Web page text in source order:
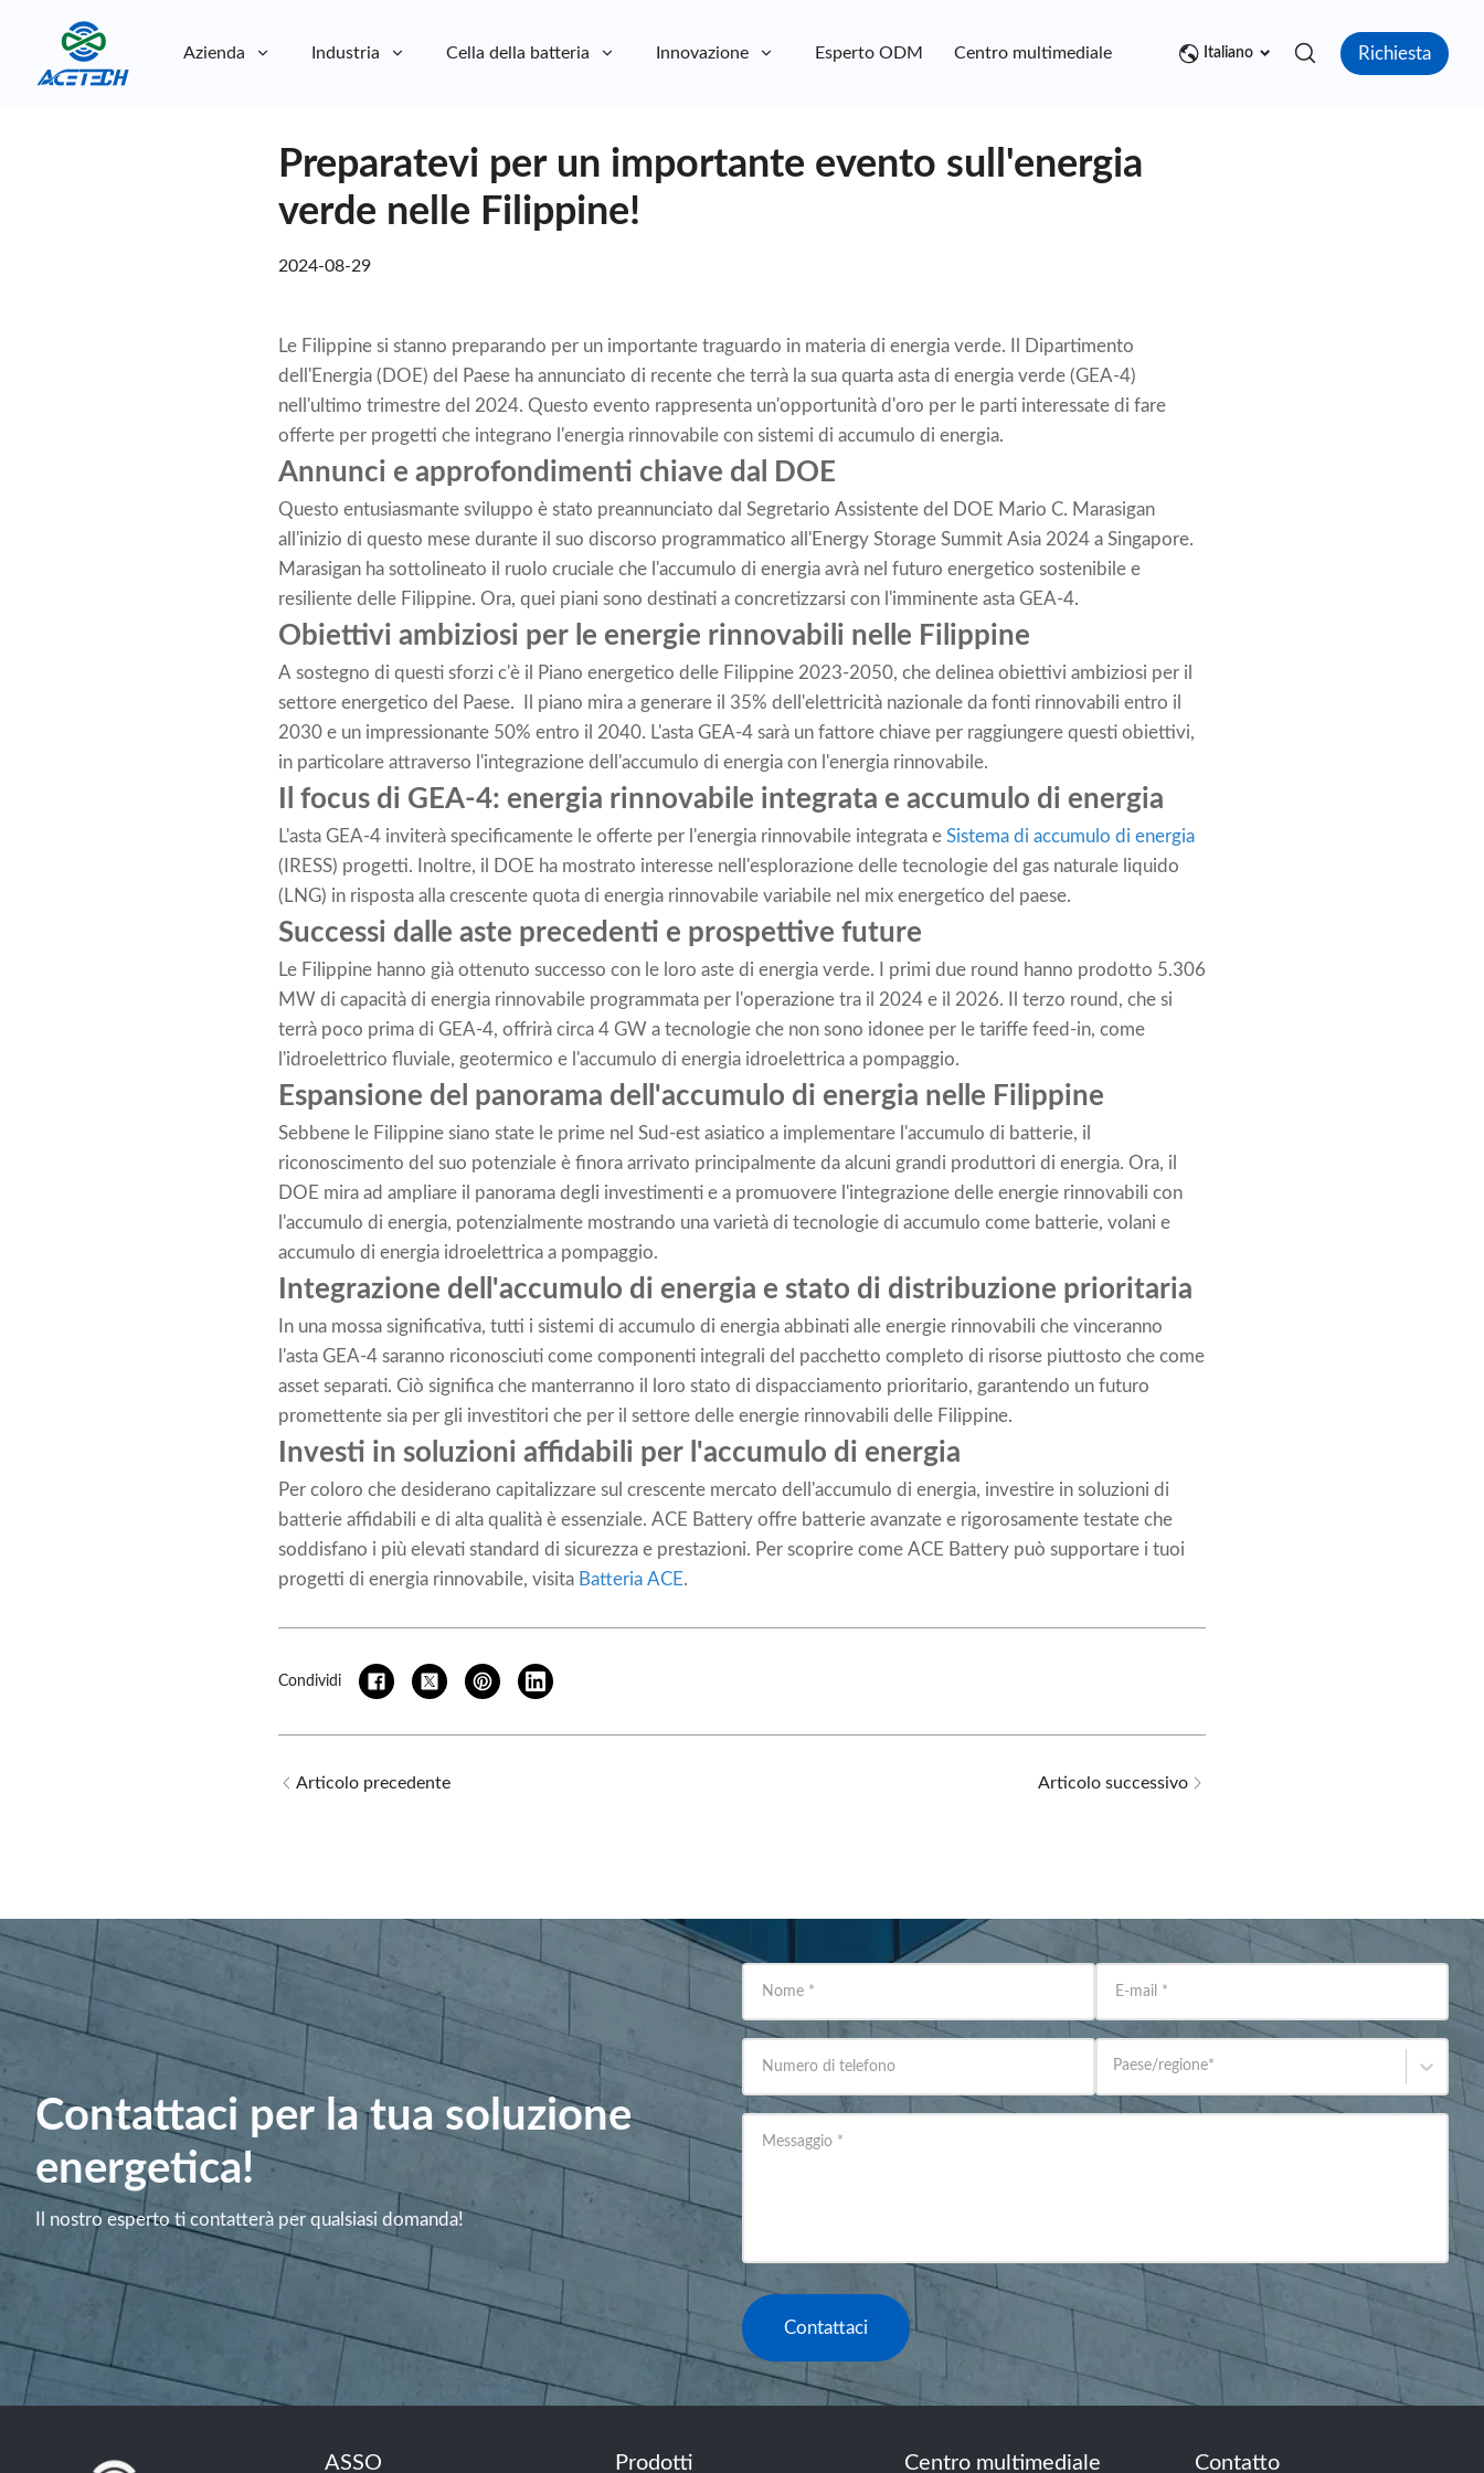
Azienda Industria Cella della batteria Innovazione Esperto ODM Centro multimediale Contatto
Italiano Richiesta
Preparatevi per un importante evento sull'energia
verde nelle Filippine!
2024-08-29
Le Filippine si stanno preparando per un importante traguardo in materia di energia verde. Il Dipartimento
dell'Energia (DOE) del Paese ha annunciato di recente che terrà la sua quarta asta di energia verde (GEA-4)
nell'ultimo trimestre del 2024. Questo evento rappresenta un'opportunità d'oro per le parti interessate di fare
offerte per progetti che integrano l'energia rinnovabile con sistemi di accumulo di energia.
Annunci e approfondimenti chiave dal DOE
Questo entusiasmante sviluppo è stato preannunciato dal Segretario Assistente del DOE Mario C. Marasigan
all'inizio di questo mese durante il suo discorso programmatico all'Energy Storage Summit Asia 2024 a Singapore.
Marasigan ha sottolineato il ruolo cruciale che l'accumulo di energia avrà nel futuro energetico sostenibile e
resiliente delle Filippine. Ora, quei piani sono destinati a concretizzarsi con l'imminente asta GEA-4.
Obiettivi ambiziosi per le energie rinnovabili nelle Filippine
A sostegno di questi sforzi c'è il Piano energetico delle Filippine 2023-2050, che delinea obiettivi ambiziosi per il
settore energetico del Paese. Il piano mira a generare il 35% dell'elettricità nazionale da fonti rinnovabili entro il
2030 e un impressionante 50% entro il 2040. L'asta GEA-4 sarà un fattore chiave per raggiungere questi obiettivi,
in particolare attraverso l'integrazione dell'accumulo di energia con l'energia rinnovabile.
Il focus di GEA-4: energia rinnovabile integrata e accumulo di energia
L'asta GEA-4 inviterà specificamente le offerte per l'energia rinnovabile integrata e Sistema di accumulo di energia
(IRESS) progetti. Inoltre, il DOE ha mostrato interesse nell'esplorazione delle tecnologie del gas naturale liquido
(LNG) in risposta alla crescente quota di energia rinnovabile variabile nel mix energetico del paese.
Successi dalle aste precedenti e prospettive future
Le Filippine hanno già ottenuto successo con le loro aste di energia verde. I primi due round hanno prodotto 5.306
MW di capacità di energia rinnovabile programmata per l'operazione tra il 2024 e il 2026. Il terzo round, che si
terrà poco prima di GEA-4, offrirà circa 4 GW a tecnologie che non sono idonee per le tariffe feed-in, come
l'idroelettrico fluviale, geotermico e l'accumulo di energia idroelettrica a pompaggio.
Espansione del panorama dell'accumulo di energia nelle Filippine
Sebbene le Filippine siano state le prime nel Sud-est asiatico a implementare l'accumulo di batterie, il
riconoscimento del suo potenziale è finora arrivato principalmente da alcuni grandi produttori di energia. Ora, il
DOE mira ad ampliare il panorama degli investimenti e a promuovere l'integrazione delle energie rinnovabili con
l'accumulo di energia, potenzialmente mostrando una varietà di tecnologie di accumulo come batterie, volani e
accumulo di energia idroelettrica a pompaggio.
Integrazione dell'accumulo di energia e stato di distribuzione prioritaria
In una mossa significativa, tutti i sistemi di accumulo di energia abbinati alle energie rinnovabili che vinceranno
l'asta GEA-4 saranno riconosciuti come componenti integrali del pacchetto completo di risorse piuttosto che come
asset separati. Ciò significa che manterranno il loro stato di dispacciamento prioritario, garantendo un futuro
promettente sia per gli investitori che per il settore delle energie rinnovabili delle Filippine.
Investi in soluzioni affidabili per l'accumulo di energia
Per coloro che desiderano capitalizzare sul crescente mercato dell'accumulo di energia, investire in soluzioni di
batterie affidabili e di alta qualità è essenziale. ACE Battery offre batterie avanzate e rigorosamente testate che
soddisfano i più elevati standard di sicurezza e prestazioni. Per scoprire come ACE Battery può supportare i tuoi
progetti di energia rinnovabile, visita Batteria ACE.
Condividi
Articolo precedente Articolo successivo
Contattaci per la tua soluzione
energetica!
Il nostro esperto ti contatterà per qualsiasi domanda!
Nome * E-mail *
Numero di telefono Paese/regione*
Messaggio *
Contattaci
ASSO Prodotti Centro multimediale Contatto